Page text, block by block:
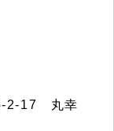
2-17 丸幸